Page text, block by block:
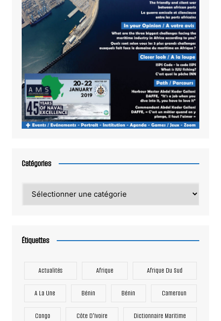
Catégories
Étiquettes
Actualités Afrique Afrique Du Sud
A La Une Bénin Bénin Cameroun
Congo Côte D'Ivoire Dictionnaire Maritime